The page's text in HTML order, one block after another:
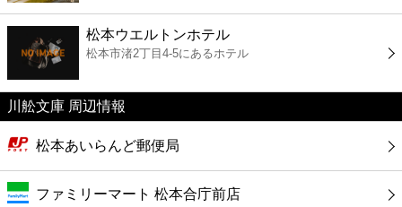
ファミレス
ファーストフード
カフェ
ショッピング
松本ウエルトンホテル
松本市渚2丁目4-5にあるホテル
川舩文庫 周辺情報
松本あいらんど郵便局
ファミリーマート 松本合庁前店